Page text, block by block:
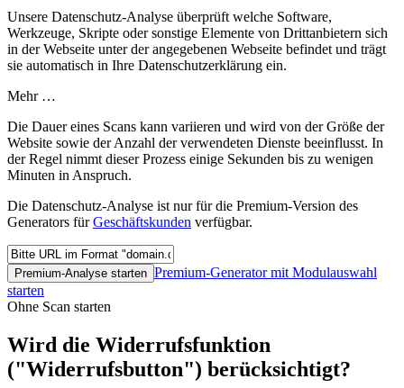
Unsere Datenschutz-Analyse überprüft welche Software,
Werkzeuge, Skripte oder sonstige Elemente von Drittanbietern sich
in der Webseite unter der angegebenen Webseite befindet und trägt
sie automatisch in Ihre Datenschutzerklärung ein.
Mehr …
Die Dauer eines Scans kann variieren und wird von der Größe der
Website sowie der Anzahl der verwendeten Dienste beeinflusst. In
der Regel nimmt dieser Prozess einige Sekunden bis zu wenigen
Minuten in Anspruch.
Die Datenschutz-Analyse ist nur für die Premium-Version des
Generators fürGeschäftskunden verfügbar.
Premium-Analyse starten Premium-Generator mit Modulauswahl
starten
Ohne Scan starten
Wird die Widerrufsfunktion
("Widerrufsbutton") berücksichtigt?